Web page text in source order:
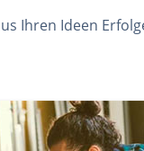
Ihren Ideen